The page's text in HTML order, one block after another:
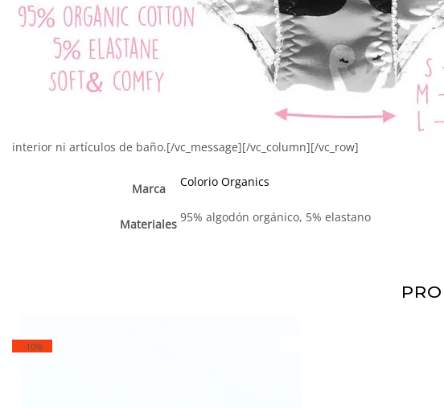
interior ni artículos de baño.[/vc_message][/vc_column][/vc_row]
Marca Colorio Organics
Materiales 95% algodón orgánico, 5% elastano
-10%